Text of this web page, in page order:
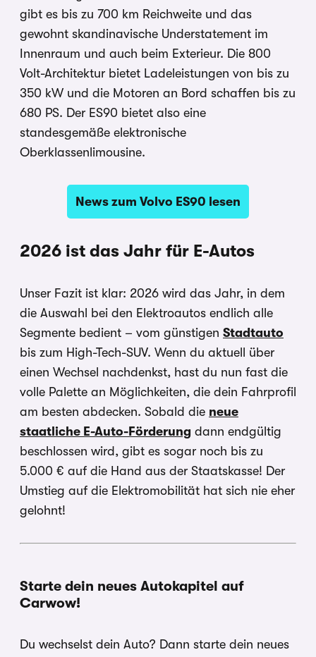
gibt es bis zu 700 km Reichweite und das
gewohnt skandinavische Understatement im
Innenraum und auch beim Exterieur. Die 800
Volt-Architektur bietet Ladeleistungen von bis zu
350 kW und die Motoren an Bord schaffen bis zu
680 PS. Der ES90 bietet also eine
standesgemäße elektronische
Oberklassenlimousine.
News zum Volvo ES90 lesen
2026 ist das Jahr für E-Autos
Unser Fazit ist klar: 2026 wird das Jahr, in dem
die Auswahl bei den Elektroautos endlich alle
Segmente bedient – vom günstigen Stadtauto
bis zum High-Tech-SUV. Wenn du aktuell über
einen Wechsel nachdenkst, hast du nun fast die
volle Palette an Möglichkeiten, die dein Fahrprofil
am besten abdecken. Sobald die neue
staatliche E-Auto-Förderung dann endgültig
beschlossen wird, gibt es sogar noch bis zu
5.000 € auf die Hand aus der Staatskasse! Der
Umstieg auf die Elektromobilität hat sich nie eher
gelohnt!
Starte dein neues Autokapitel auf
Carwow!
Du wechselst dein Auto? Dann starte dein neues